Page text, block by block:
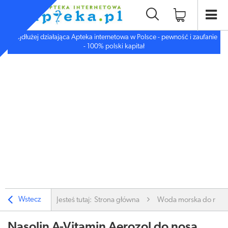
Najdłużej działająca Apteka internetowa w Polsce - pewność i zaufanie
- 100% polski kapitał
Wstecz Jesteś tutaj: Strona główna Woda morska do nosa